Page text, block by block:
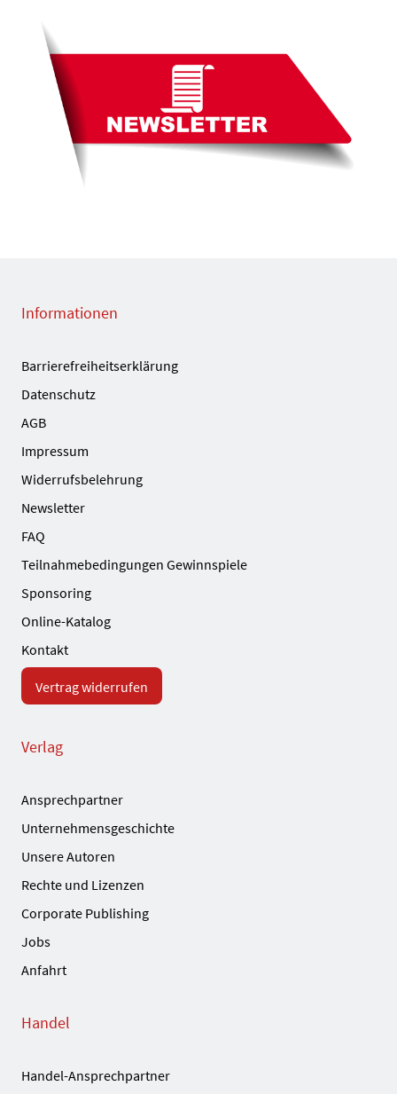
Informationen
Barrierefreiheitserklärung
Datenschutz
AGB
Impressum
Widerrufsbelehrung
Newsletter
FAQ
Teilnahmebedingungen Gewinnspiele
Sponsoring
Online-Katalog
Kontakt
Vertrag widerrufen
Verlag
Ansprechpartner
Unternehmensgeschichte
Unsere Autoren
Rechte und Lizenzen
Corporate Publishing
Jobs
Anfahrt
Handel
Handel-Ansprechpartner